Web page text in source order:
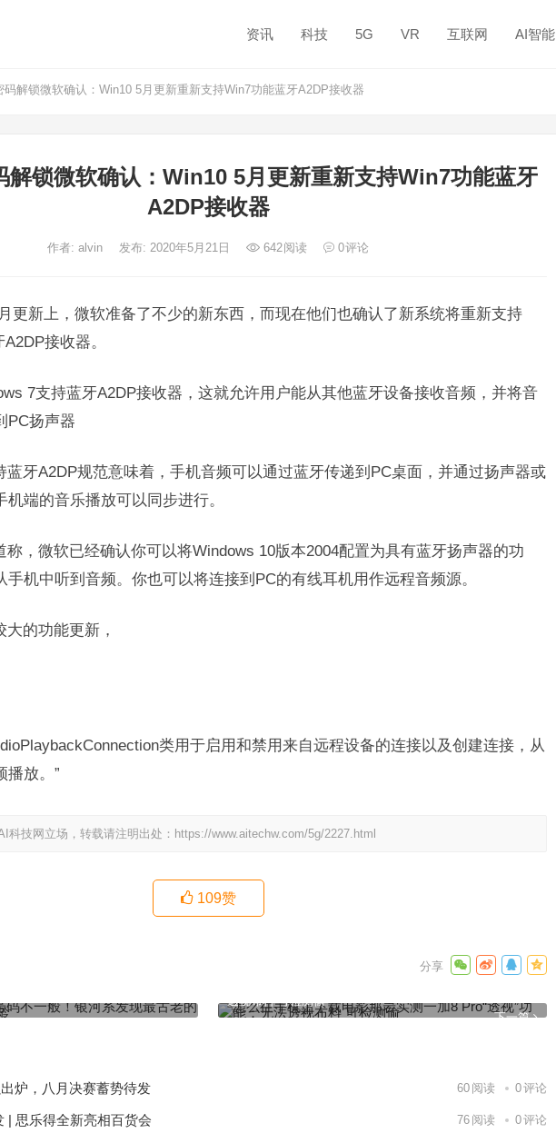
资讯 科技 5G VR 互联网 AI智能
码解锁微软确认：Win10 5月更新重新支持Win7功能蓝牙A2DP接收器
解锁微软确认：Win10 5月更新重新支持Win7功能蓝牙
A2DP接收器
作者: alvin 发布: 2020年5月21日 642阅读 0评论
更新上，微软准备了不少的新东西，而现在他们也确认了新系统将重新支持
接收器。
7支持蓝牙A2DP接收器，这就允许用户能从其他蓝牙设备接收音频，并将音
PC扬声器
蓝牙A2DP规范意味着，手机音频可以通过蓝牙传递到PC桌面，并通过扬声器或
端的音乐播放可以同步进行。
称，微软已经确认你可以将Windows 10版本2004配置为具有蓝牙扬声器的功
手机中听到音频。你也可以将连接到PC的有线耳机用作远程音频源。
的功能更新，
类用于启用和禁用来自远程设备的连接以及创建连接，从
播放。”
科技网立场，转载请注明出处： https://www.aitechw.com/5g/2227.html
109赞
下一篇
透视布料 可检测偷
炉，八月决赛蓄势待发 60 阅读 0评论
| 思乐得全新亮相百货会 76 阅读 0评论